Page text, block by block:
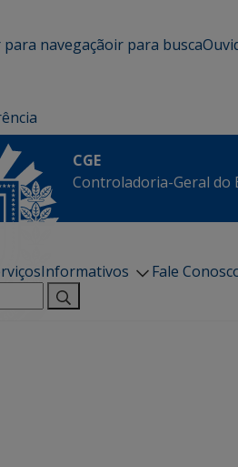
para navegaçãoir para busca
CGE
Controladoria-Geral do
Informativos
Fale